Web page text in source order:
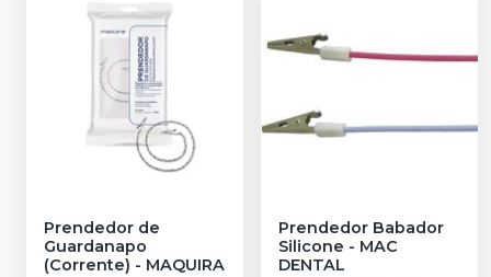
Prendedor de
Guardanapo
(Corrente) - MAQUIRA
Prendedor Babador
Silicone - MAC
DENTAL